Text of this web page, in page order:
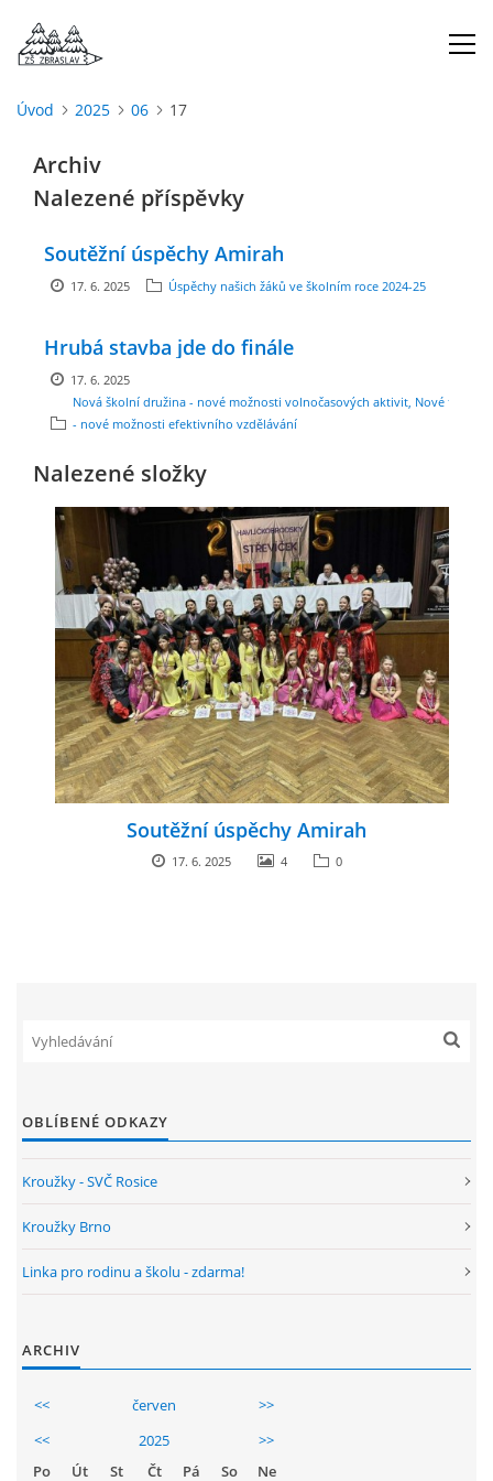
O NÁS
ŠKOLNÍ ROK
DOKUMENTY
ŠKOLSKÁ RADA
PROJEKTY
ENVIRONMENTÁLNÍ VÝCHOVA
FOTOALBUM
ŠKOLNÍ DRUŽINA
ŠKOLNÍ JÍDELNA
ARCHIV
JAK MOTIVOVAT DÍTĚ KE ČTENÍ
ŠKOLNÍ PORADENSKÉ PRACOVIŠTĚ
NEPOTŘEBNÝ MAJETEK
NAUČNÁ STEZKA ZBRASLAV
Úvod 2025 06 17
Archiv
Nalezené příspěvky
Soutěžní úspěchy Amirah
17. 6. 2025 Úspěchy našich žáků ve školním roce 2024-25
Hrubá stavba jde do finále
17. 6. 2025
Nová školní družina - nové možnosti volnočasových aktivit, Nové třídy
- nové možnosti efektivního vzdělávání
Nalezené složky
Soutěžní úspěchy Amirah
17. 6. 2025 4 0
OBLÍBENÉ ODKAZY
Kroužky - SVČ Rosice
Kroužky Brno
Linka pro rodinu a školu - zdarma!
ARCHIV
<< červen
>>
<<
2025
>>
Po
Út St Čt Pá So Ne